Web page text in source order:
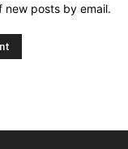
new posts by email.